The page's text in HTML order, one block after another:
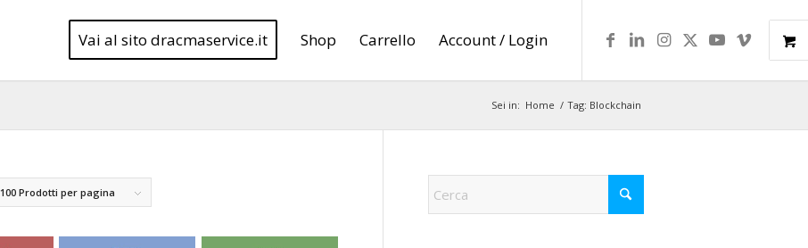
Vai al sito dracmaservice.it Shop Carrello Account / Login
Sei in: Home / Tag: Blockchain
100 Prodotti per pagina